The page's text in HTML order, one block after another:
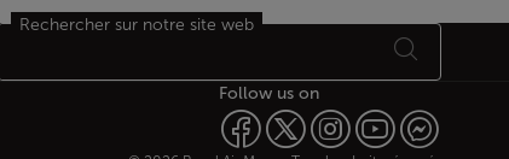
Rechercher sur notre site web
Follow us on